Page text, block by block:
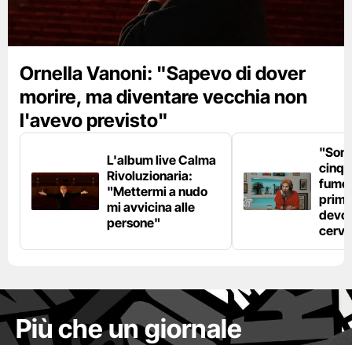
Ornella Vanoni: "Sapevo di dover
morire, ma diventare vecchia non
l'avevo previsto"
L'album live Calma
Rivoluzionaria:
"Mettermi a nudo
mi avvicina alle
persone"
fumo
devo
Più che un giornale